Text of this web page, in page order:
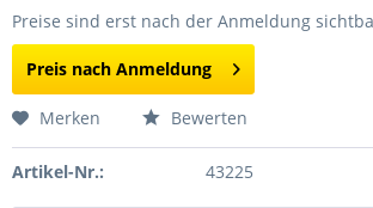
Preise sind erst nach der Anmeldung
Preis nach Anmeldung
Merken Bewerten
Artikel-Nr.: 43225